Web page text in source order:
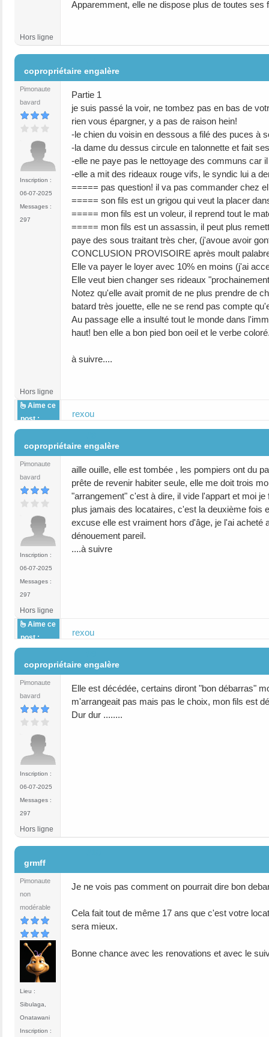
Apparemment, elle ne dispose plus de toutes ses
Hors ligne
copropriétaire engalère
Pimonaute
bavard
Inscription :
06-07-2025
Messages :
297
Partie 1
je suis passé la voir, ne tombez pas en bas de
rien vous épargner, y a pas de raison hein!
-le chien du voisin en dessous a filé des puces à
-la dame du dessus circule en talonnette et fait
-elle ne paye pas le nettoyage des communs car
-elle a mit des rideaux rouge vifs, le syndic lui a
===== pas question! il va pas commander chez
===== son fils est un grigou qui veut la placer
===== mon fils est un voleur, il reprend tout le
===== mon fils est un assassin, il peut plus
paye des sous traitant très cher, (j'avoue avoir
CONCLUSION PROVISOIRE après moult
Elle va payer le loyer avec 10% en moins (j'ai
Elle veut bien changer ses rideaux
Notez qu'elle avait promit de ne plus prendre de
batard très jouette, elle ne se rend pas compte
Au passage elle a insulté tout le monde dans
haut! ben elle a bon pied bon oeil et le verbe
à suivre....
Hors ligne
Aime ce
post :
rexou
copropriétaire engalère
Pimonaute
bavard
Inscription :
06-07-2025
Messages :
297
aille ouille, elle est tombée , les pompiers ont du
prête de revenir habiter seule, elle me doit trois
"arrangement" c'est à dire, il vide l'appart et moi
plus jamais des locataires, c'est la deuxième fois
excuse elle est vraiment hors d'âge, je l'ai
dénouement pareil.
....à suivre
Hors ligne
Aime ce
post :
rexou
copropriétaire engalère
Pimonaute
bavard
Inscription :
06-07-2025
Messages :
297
Elle est décédée, certains diront "bon débarras"
m'arrangeait pas mais pas le choix, mon fils est
Dur dur ........
Hors ligne
grmff
Pimonaute
non
modérable
Lieu :
Sibulaga,
Onatawani
Inscription :
Je ne vois pas comment on pourrait dire bon
Cela fait tout de même 17 ans que c'est votre
sera mieux.
Bonne chance avec les renovations et avec le